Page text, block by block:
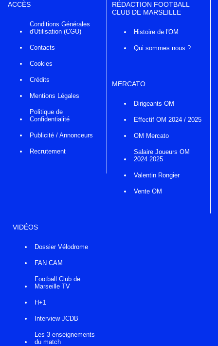
ACCÈS
Conditions Générales
d'Utilisation (CGU)
Contacts
Cookies
Crédits
Mentions Légales
Politique de
Confidentialité
Publicité / Annonceurs
Recrutement
RÉDACTION FOOTBALL
CLUB DE MARSEILLE
Histoire de l'OM
Qui sommes nous ?
MERCATO
Dirigeants OM
Effectif OM 2024 / 2025
OM Mercato
Salaire Joueurs OM
2024 2025
Valentin Rongier
Vente OM
VIDÉOS
Dossier Vélodrome
FAN CAM
Football Club de
Marseille TV
H+1
Interview JCDB
Les 3 enseignements
du match